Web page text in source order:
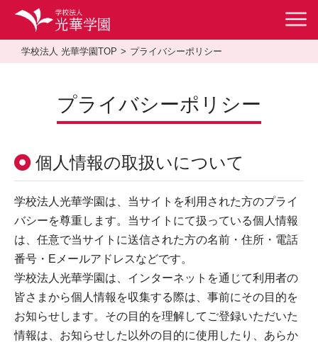
学校法人 光華学園TOP プライバシーポリシー
プライバシーポリシー
個人情報の取扱いについて
学校法人光華学園は、当サイトを利用された方のプライ
バシーを尊重します。当サイトにて扱っている個人情報
は、任意で当サイトに送信された方の名前・住所・電話
番号・Eメールアドレスなどです。
学校法人光華学園は、インターネットを通じて利用者の
皆さまから個人情報を収集する際は、事前にその目的を
お知らせします。その目的を理解してご登録いただいた
情報は、お知らせした以外の目的に使用したり、あらか